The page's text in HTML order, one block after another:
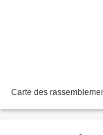
Carte des